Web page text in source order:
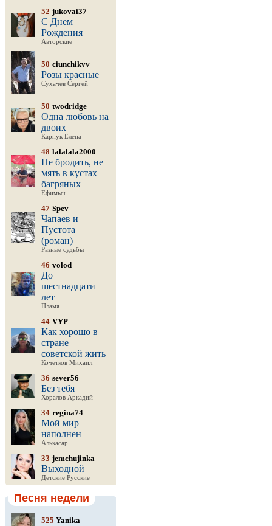
52 jukovai37
С Днем
Рождения
Авторские
50 ciunchikvv
Розы красные
Сухачев Сергей
50 twodridge
Одна любовь на
двоих
Карпук Елена
48 lalalala2000
Не бродить, не
мять в кустах
багряных
Ефимыч
47 Spev
Чапаев и
Пустота
(роман)
Разные судьбы
46 volod
До
шестнадцати
лет
Пламя
44 VYP
Как хорошо в
стране
советской жить
Кочетков Михаил
36 sever56
Без тебя
Хоралов Аркадий
34 regina74
Мой мир
наполнен
Алькасар
33 jemchujinka
Выходной
Детские Русские
Песня недели
525 Yanika